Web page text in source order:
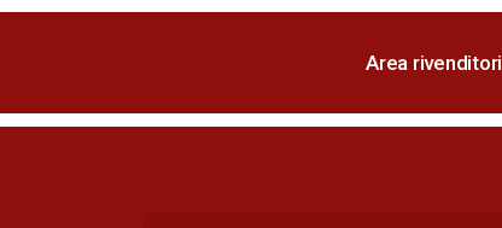
Area rivenditori